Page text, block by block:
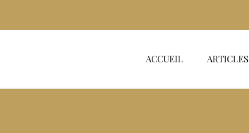
ACCUEIL ARTICLES